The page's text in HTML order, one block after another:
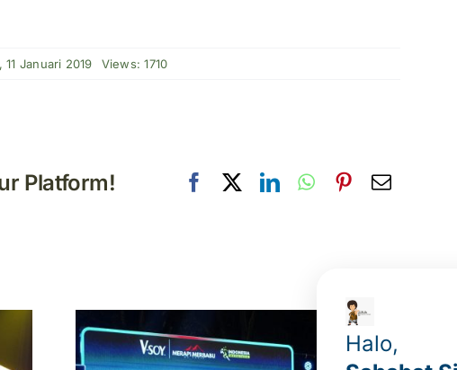
Januari 2019 Views: 1710
Platform!